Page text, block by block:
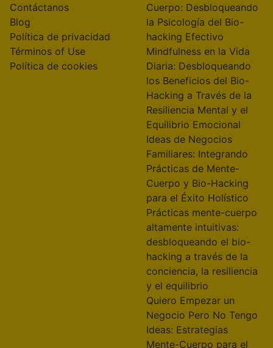
Contáctanos
Blog
Política de privacidad
Términos of Use
Política de cookies
Cuerpo: Desbloqueando
la Psicología del Bio-
hacking Efectivo
Mindfulness en la Vida
Diaria: Desbloqueando
los Beneficios del Bio-
Hacking a Través de la
Resiliencia Mental y el
Equilibrio Emocional
Ideas de Negocios
Familiares: Integrando
Prácticas de Mente-
Cuerpo y Bio-Hacking
para el Éxito Holístico
Prácticas mente-cuerpo
altamente intuitivas:
desbloqueando el bio-
hacking a través de la
conciencia, la resiliencia
y el equilibrio
Quiero Empezar un
Negocio Pero No Tengo
Ideas: Estrategias
Mente-Cuerpo para el